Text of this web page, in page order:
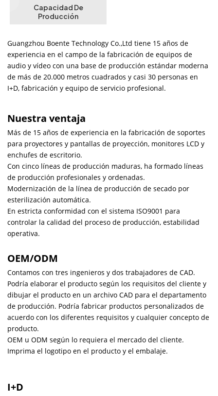
Capacidad De
Producción
Guangzhou Boente Technology Co.,Ltd tiene 15 años de
experiencia en el campo de la fabricación de equipos de
audio y vídeo con una base de producción estándar moderna
de más de 20.000 metros cuadrados y casi 30 personas en
I+D, fabricación y equipo de servicio profesional.
Nuestra ventaja
Más de 15 años de experiencia en la fabricación de soportes
para proyectores y pantallas de proyección, monitores LCD y
enchufes de escritorio.
Con cinco líneas de producción maduras, ha formado líneas
de producción profesionales y ordenadas.
Modernización de la línea de producción de secado por
esterilización automática.
En estricta conformidad con el sistema ISO9001 para
controlar la calidad del proceso de producción, estabilidad
operativa.
OEM/ODM
Contamos con tres ingenieros y dos trabajadores de CAD.
Podría elaborar el producto según los requisitos del cliente y
dibujar el producto en un archivo CAD para el departamento
de producción. Podría fabricar productos personalizados de
acuerdo con los diferentes requisitos y cualquier concepto de
producto.
OEM u ODM según lo requiera el mercado del cliente.
Imprima el logotipo en el producto y el embalaje.
I+D